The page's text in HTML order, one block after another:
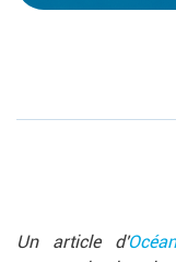
Un article d'